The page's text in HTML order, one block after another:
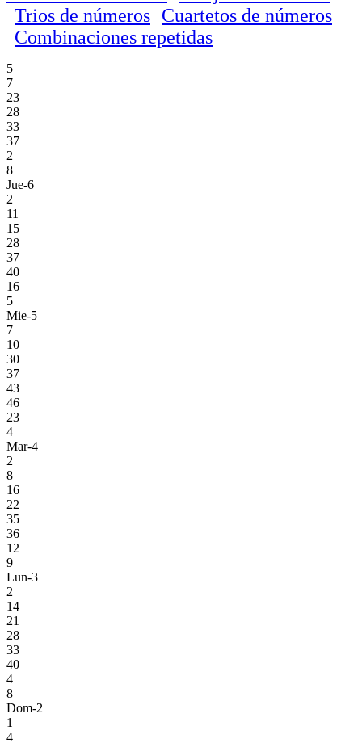
Trios de números Cuartetos de números
Combinaciones repetidas
5
7
23
28
33
37
2
8
Jue-6
2
11
15
28
37
40
16
5
Mie-5
7
10
30
37
43
46
23
4
Mar-4
2
8
16
22
35
36
12
9
Lun-3
2
14
21
28
33
40
4
8
Dom-2
1
4